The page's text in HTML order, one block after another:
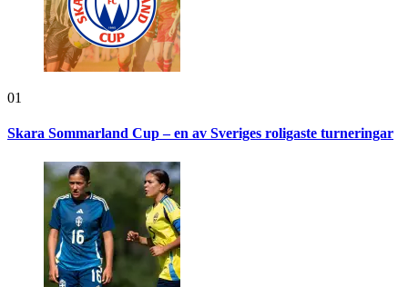
01
Skara Sommarland Cup – en av Sveriges roligaste turneringar